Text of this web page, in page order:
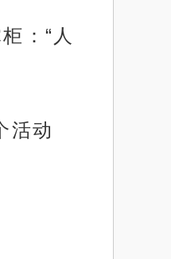
：“人
活动